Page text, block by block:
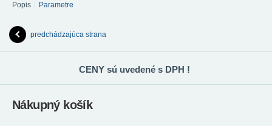
Popis Parametre
predchádzajúca strana
CENY sú uvedené s DPH !
Nákupný košík